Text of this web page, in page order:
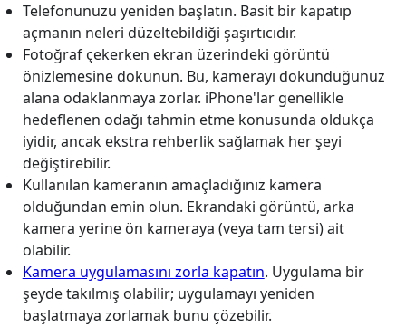
Telefonunuzu yeniden başlatın. Basit bir kapatıp
açmanın neleri düzeltebildiği şaşırtıcıdır.
Fotoğraf çekerken ekran üzerindeki görüntü
önizlemesine dokunun. Bu, kamerayı dokunduğunuz
alana odaklanmaya zorlar. iPhone'lar genellikle
hedeflenen odağı tahmin etme konusunda oldukça
iyidir, ancak ekstra rehberlik sağlamak her şeyi
değiştirebilir.
Kullanılan kameranın amaçladığınız kamera
olduğundan emin olun. Ekrandaki görüntü, arka
kamera yerine ön kameraya (veya tam tersi) ait
olabilir.
Kamera uygulamasını zorla kapatın. Uygulama bir
şeyde takılmış olabilir; uygulamayı yeniden
başlatmaya zorlamak bunu çözebilir.